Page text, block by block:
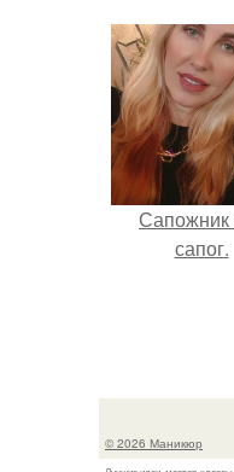
Сапожник
сапог.
© 2026 Маникюр